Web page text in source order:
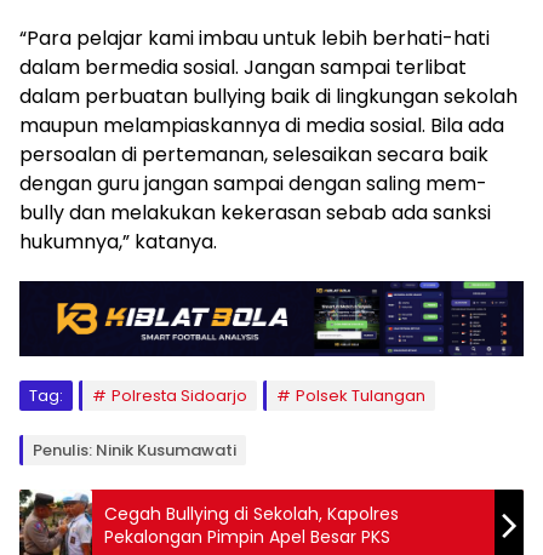
“Para pelajar kami imbau untuk lebih berhati-hati
dalam bermedia sosial. Jangan sampai terlibat
dalam perbuatan bullying baik di lingkungan sekolah
maupun melampiaskannya di media sosial. Bila ada
persoalan di pertemanan, selesaikan secara baik
dengan guru jangan sampai dengan saling mem-
bully dan melakukan kekerasan sebab ada sanksi
hukumnya,” katanya.
Tag: Polresta Sidoarjo Polsek Tulangan
Penulis: Ninik Kusumawati
Cegah Bullying di Sekolah, Kapolres
Pekalongan Pimpin Apel Besar PKS